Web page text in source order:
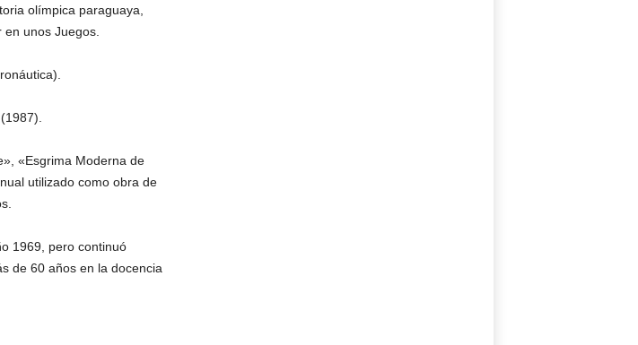
olímpica paraguaya,
unos Juegos.
«Esgrima Moderna de
utilizado como obra de
1969, pero continuó
de 60 años en la docencia